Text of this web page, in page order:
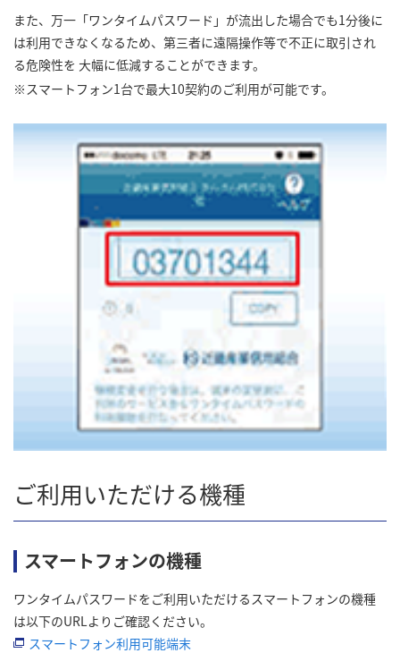
また、万一「ワンタイムパスワード」が流出した場合でも1分後に
は利用できなくなるため、第三者に遠隔操作等で不正に取引され
る危険性を 大幅に低減することができます。
スマートフォン1台で最大10契約のご利用が可能です。
ご利用いただける機種
スマートフォンの機種
ワンタイムパスワードをご利用いただけるスマートフォンの機種
は以下のURLよりご確認ください。
スマートフォン利用可能端末